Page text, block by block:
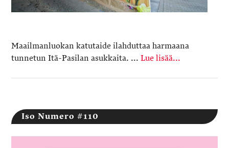
Maailmanluokan katutaide ilahduttaa harmaana
tunnetun Itä-Pasilan asukkaita. ...Lue lisää...
Iso Numero #110